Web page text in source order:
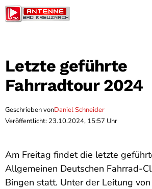
Letzte geführte
Fahrradtour 2024
Geschrieben vonDaniel Schneider
Veröffentlicht: 23.10.2024, 15:57 Uhr
Am Freitag findet die letzte
Allgemeinen Deutschen Fahrrad-
Bingen statt. Unter der Leitung